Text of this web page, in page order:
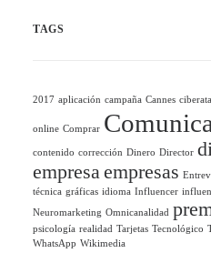
TAGS
2017 aplicación campaña Cannes
online Comprar
contenido corrección Dinero Director
empresaempresas
técnica gráficas idioma Influencer
Neuromarketing Omnicanalidad
psicología realidad Tarjetas Tecnológico
WhatsApp Wikimedia